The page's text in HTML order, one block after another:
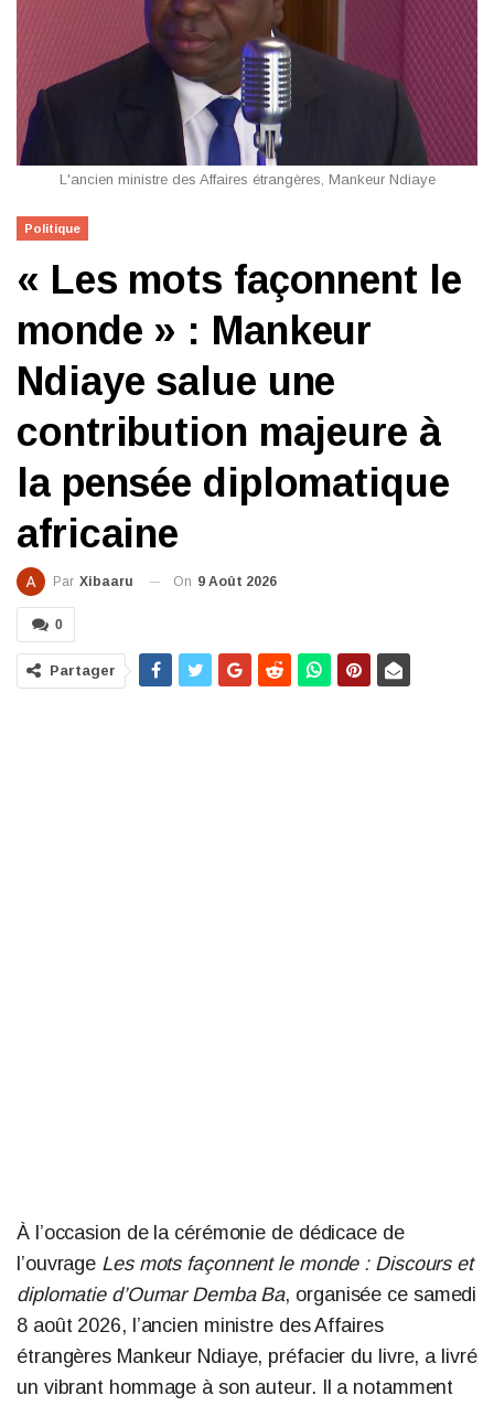
L'ancien ministre des Affaires étrangères, Mankeur Ndiaye
Politique
« Les mots façonnent le
monde » : Mankeur
Ndiaye salue une
contribution majeure à
la pensée diplomatique
africaine
Par Xibaaru On 9 Août 2026
0
Partager
À l’occasion de la cérémonie de dédicace de
l’ouvrage Les mots façonnent le monde : Discours et
diplomatie d’Oumar Demba Ba, organisée ce samedi
8 août 2026, l’ancien ministre des Affaires
étrangères Mankeur Ndiaye, préfacier du livre, a livré
un vibrant hommage à son auteur. Il a notamment